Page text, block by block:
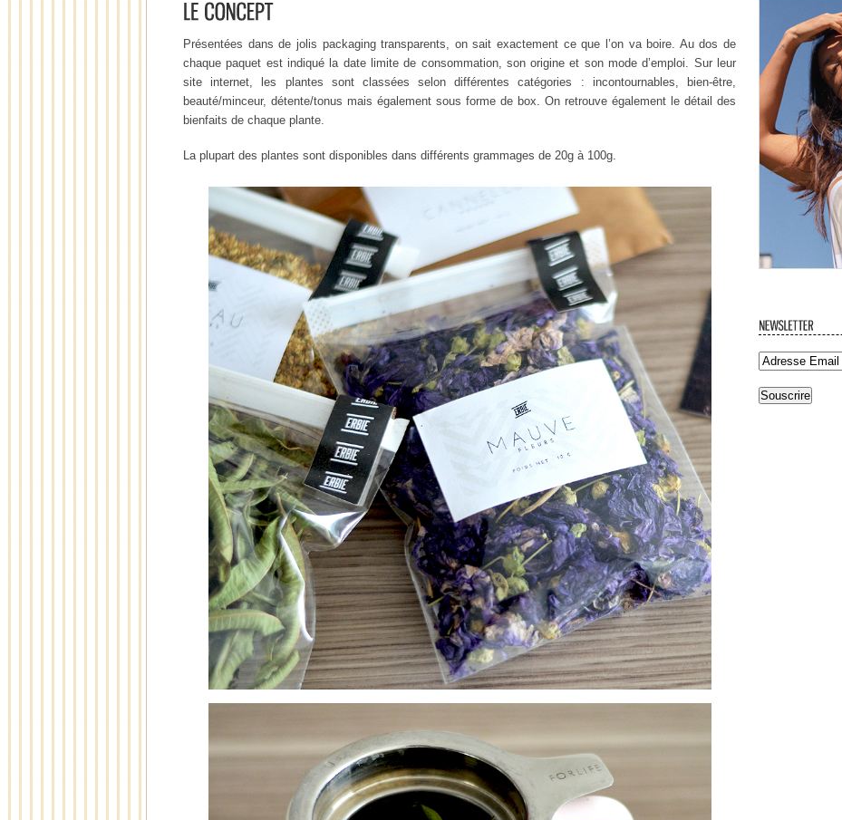
Présentées dans de jolis packaging transparents, on sait exactement ce que l’on va boire. Au dos de
chaque paquet est indiqué la date limite de consommation, son origine et son mode d’emploi. Sur leur
site internet, les plantes sont classées selon différentes catégories : incontournables, bien-être,
beauté/minceur, détente/tonus mais également sous forme de box. On retrouve également le détail des
bienfaits de chaque plante.
La plupart des plantes sont disponibles dans différents grammages de 20g à 100g.